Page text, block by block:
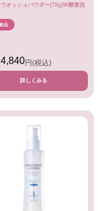
ウオッシュパウダー(70g)W酵素洗
品
4,840円(税込)
詳しくみる